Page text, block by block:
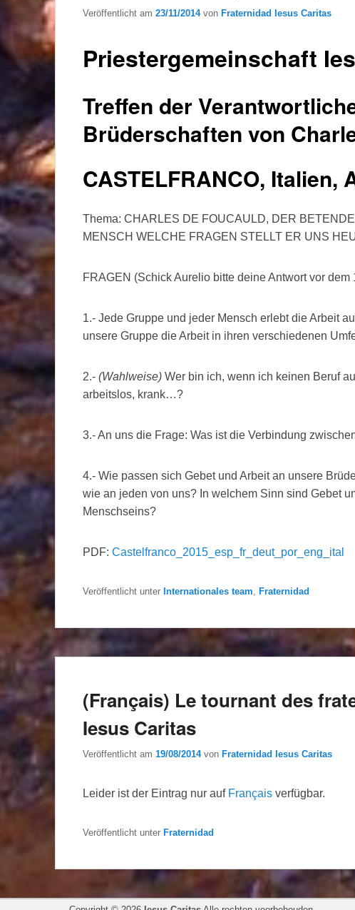
Veröffentlicht am 23/11/2014 von Fraternidad Iesus Caritas
Priestergemeinschaft
Treffen der
Brüderschaften von
CASTELFRANCO, Italien,
Thema: CHARLES DE FOUCAULD, DER
MENSCH WELCHE FRAGEN STELLT ER UNS
FRAGEN (Schick Aurelio bitte deine Antwort vor dem
1.- Jede Gruppe und jeder Mensch erlebt die Arbeit
unsere Gruppe die Arbeit in ihren verschiedenen
2.- (Wahlweise) Wer bin ich, wenn ich keinen Beruf
arbeitslos, krank…?
3.- An uns die Frage: Was ist die Verbindung
4.- Wie passen sich Gebet und Arbeit an unsere
wie an jeden von uns? In welchem Sinn sind Gebet
Menschseins?
PDF: Castelfranco_2015_esp_fr_deut_por_eng_ital
Veröffentlicht unter Internationales team Fraternidad
(Français) Le tournant des
Iesus Caritas
Veröffentlicht am 19/08/2014 von Fraternidad Iesus Caritas
Leider ist der Eintrag nur auf Français verfügbar.
Veröffentlicht unter Fraternidad